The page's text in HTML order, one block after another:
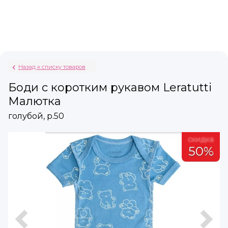
Назад к списку товаров
Боди c коротким рукавом Leratutti
Малютка
голубой, р.50
скидка
50%